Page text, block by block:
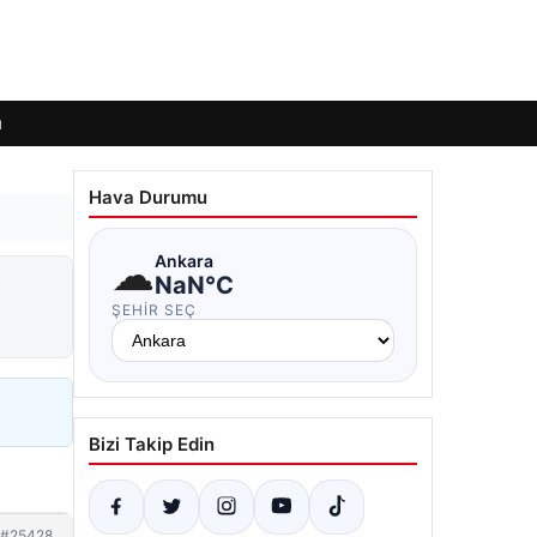
Hava Durumu
☁Ankara
NaN°C
ŞEHIR SEÇ
Bizi Takip Edin